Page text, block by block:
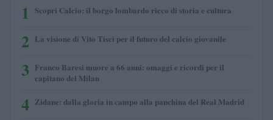
1 Scopri Calcio: il borgo lombardo ricco di storia e cultura
2 La visione di Vito Tisci per il futuro del calcio giovanile
3 Franco Baresi muore a 66 anni: omaggi e ricordi per il
capitano del Milan
4 Zidane: dalla gloria in campo alla panchina del Real Madrid